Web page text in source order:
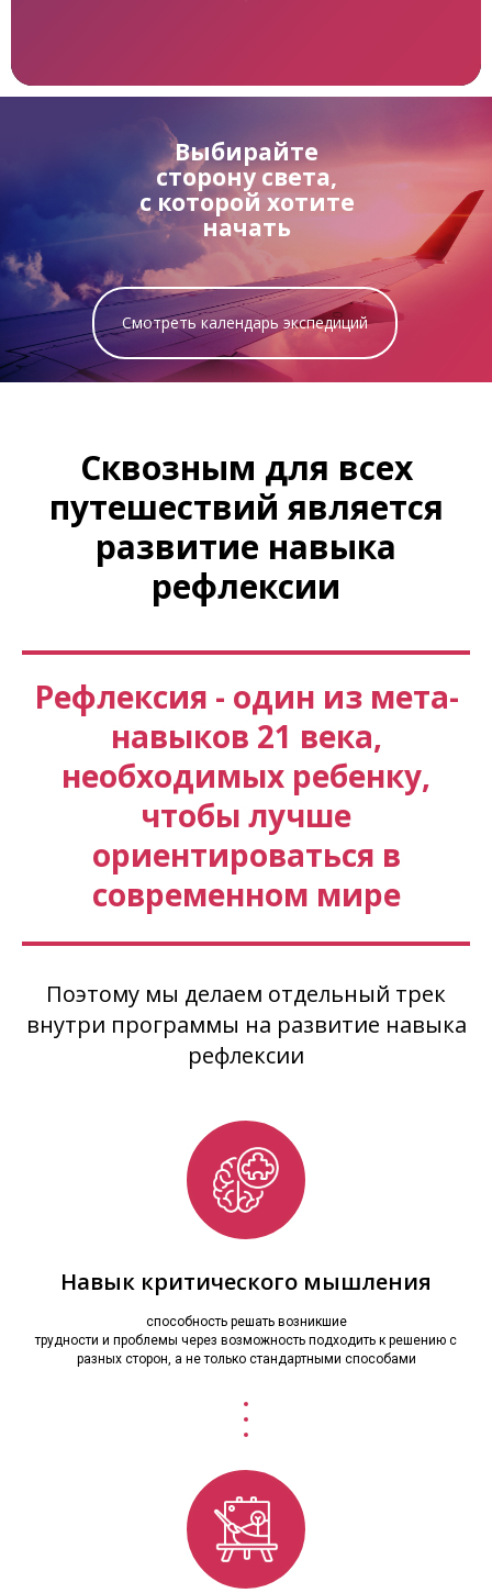
Смотреть календарь экспедиций
Выбирайте
сторону света,
с которой хотите
начать
Сквозным для всех
путешествий является
развитие навыка
рефлексии
Рефлексия - один из мета-
навыков 21 века,
необходимых ребенку,
чтобы лучше
ориентироваться в
современном мире
Поэтому мы делаем отдельный трек
внутри программы на развитие навыка
рефлексии
Навык критического мышления
способность решать возникшие
трудности и проблемы через возможность подходить к решению с
разных сторон, а не только стандартными способами